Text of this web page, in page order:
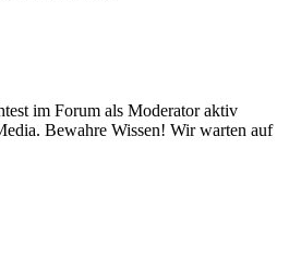
im Forum als Moderator aktiv
Bewahre Wissen! Wir warten auf